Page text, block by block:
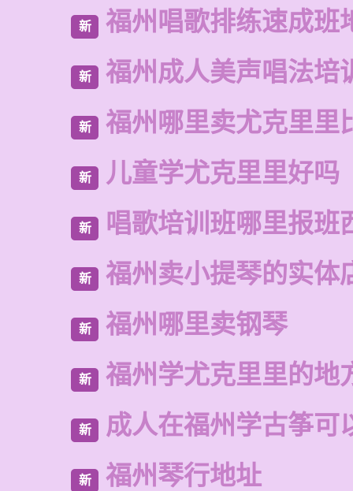
新 福州唱歌排练速成班
新 福州成人美声唱法培
新 福州哪里卖尤克里里
新 儿童学尤克里里好吗
新 唱歌培训班哪里报班
新 福州卖小提琴的实体
新 福州哪里卖钢琴
新 福州学尤克里里的地
新 成人在福州学古筝可
新 福州琴行地址